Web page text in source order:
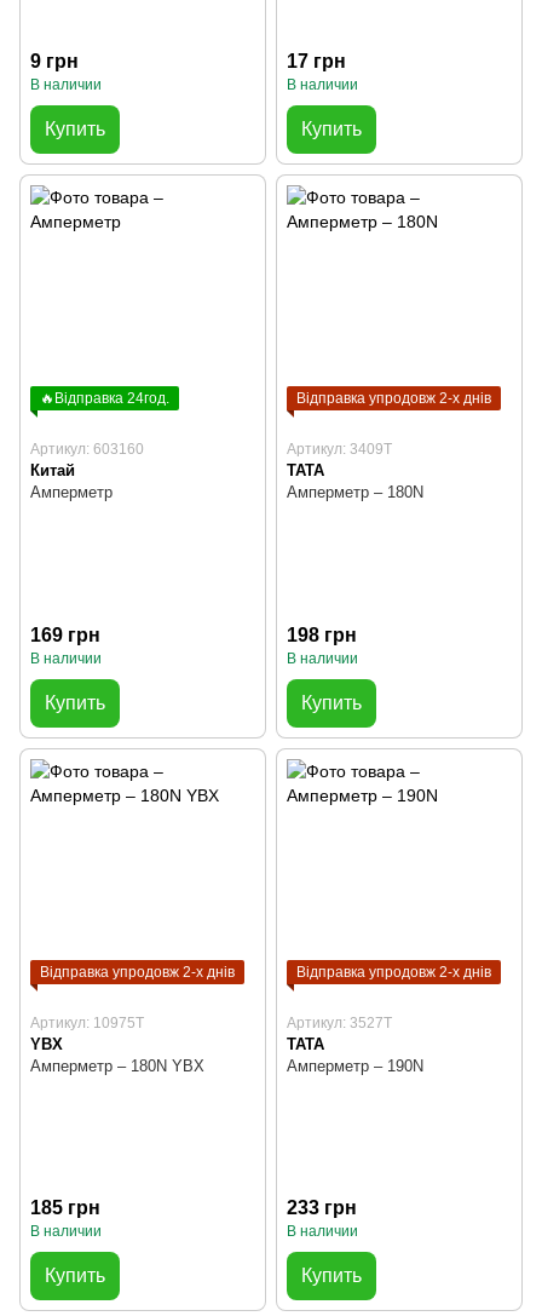
9 грн
В наличии
Купить
17 грн
В наличии
Купить
🔥Відправка 24год.
Артикул: 603160
Китай
Амперметр
169 грн
В наличии
Купить
Відправка упродовж 2-х днів
Артикул: 3409T
TATA
Амперметр – 180N
198 грн
В наличии
Купить
Відправка упродовж 2-х днів
Артикул: 10975T
YBX
Амперметр – 180N YBX
185 грн
В наличии
Купить
Відправка упродовж 2-х днів
Артикул: 3527T
TATA
Амперметр – 190N
233 грн
В наличии
Купить